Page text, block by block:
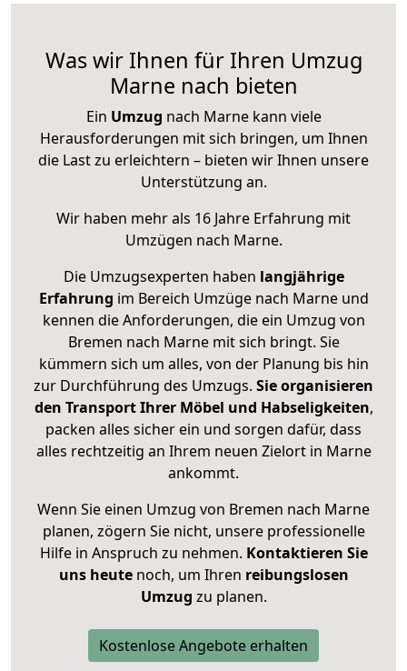
Was wir Ihnen für Ihren Umzug
Marne nach bieten
Ein Umzug nach Marne kann viele
Herausforderungen mit sich bringen, um Ihnen
die Last zu erleichtern – bieten wir Ihnen unsere
Unterstützung an.
Wir haben mehr als 16 Jahre Erfahrung mit
Umzügen nach Marne.
Die Umzugsexperten haben langjährige
Erfahrung im Bereich Umzüge nach Marne und
kennen die Anforderungen, die ein Umzug von
Bremen nach Marne mit sich bringt. Sie
kümmern sich um alles, von der Planung bis hin
zur Durchführung des Umzugs. Sie organisieren
den Transport Ihrer Möbel und Habseligkeiten,
packen alles sicher ein und sorgen dafür, dass
alles rechtzeitig an Ihrem neuen Zielort in Marne
ankommt.
Wenn Sie einen Umzug von Bremen nach Marne
planen, zögern Sie nicht, unsere professionelle
Hilfe in Anspruch zu nehmen. Kontaktieren Sie
uns heutenoch, um Ihren reibungslosen
Umzug zu planen.
Kostenlose Angebote erhalten